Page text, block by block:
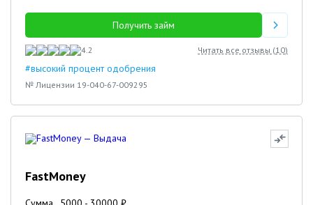
Получить займ
4.2 Читать все отзывы (10)
#высокий процент одобрения
№ Лицензии 19-040-67-009295
FastMoney